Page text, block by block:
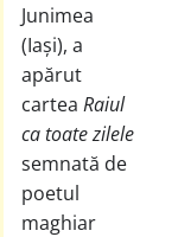
Junimea
(Iaşi), a
apărut
cartea Raiul
ca toate zilele
semnată de
poetul
maghiar